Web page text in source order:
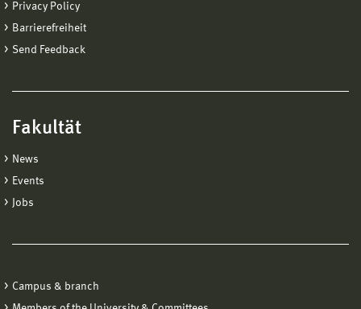
Privacy Policy
Barrierefreiheit
Send Feedback
Fakultät
News
Events
Jobs
Campus & branch